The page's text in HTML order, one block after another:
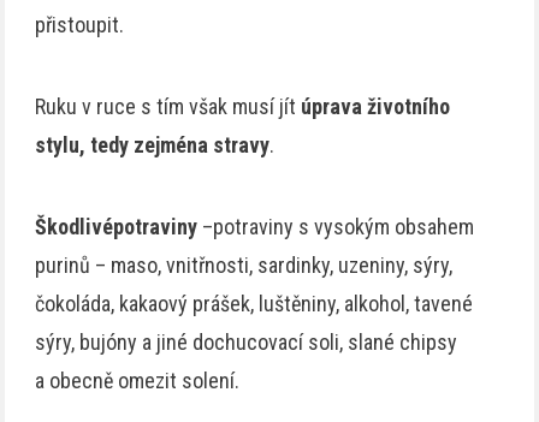
přistoupit.
Ruku v ruce s tím však musí jít úprava životního
stylu, tedy zejména stravy.
Škodlivépotraviny –potraviny s vysokým obsahem
purinů – maso, vnitřnosti, sardinky, uzeniny, sýry,
čokoláda, kakaový prášek, luštěniny, alkohol, tavené
sýry, bujóny a jiné dochucovací soli, slané chipsy
a obecně omezit solení.